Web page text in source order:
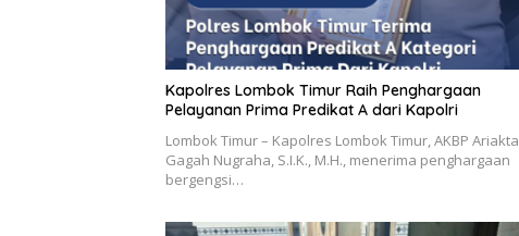
Kapolres Lombok Timur Raih Penghargaan
Pelayanan Prima Predikat A dari Kapolri
Lombok Timur – Kapolres Lombok Timur, AKBP Ariakta
Gagah Nugraha, S.I.K., M.H., menerima penghargaan
bergengsi…